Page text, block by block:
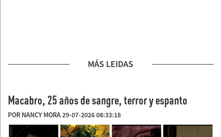
MÁS LEIDAS
Macabro, 25 años de sangre, terror y espanto
POR NANCY MORA 29-07-2026 08:33:18